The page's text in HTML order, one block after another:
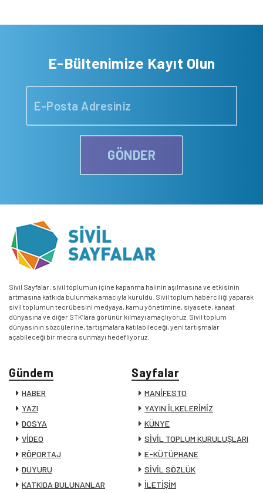
E-Bültenimize Kayıt Olun
GÖNDER
Sivil Sayfalar, sivil toplumun içine kapanma halinin aşılmasına ve etkisinin
artmasına katkıda bulunmak amacıyla kuruldu. Sivil toplum haberciliği yaparak
sivil toplumun tecrübesini medyaya, kamu yönetimine, siyasete, kanaat
dünyasına ve diğer STK’lara görünür kılmayı amaçlıyoruz. Sivil toplum
dünyasının sözcülerine, tartışmalara katılabileceği, yeni tartışmalar
açabileceği bir mecra sunmayı hedefliyoruz.
Gündem
HABER
YAZI
DOSYA
VİDEO
RÖPORTAJ
DUYURU
KATKIDA BULUNANLAR
Sayfalar
MANİFESTO
YAYIN İLKELERİMİZ
KÜNYE
SİVİL TOPLUM KURULUŞLARI
E-KÜTÜPHANE
SİVİL SÖZLÜK
İLETİŞİM